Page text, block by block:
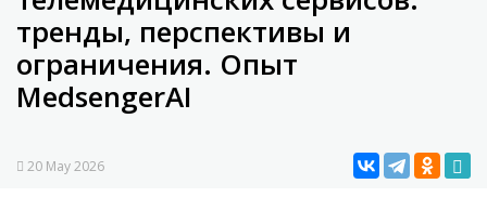
тренды, перспективы и
ограничения. Опыт
MedsengerAI
20 May 2026